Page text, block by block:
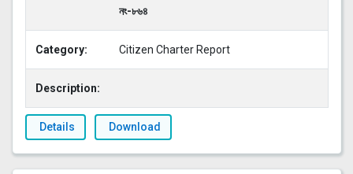
নং-৮৬৪
Category: Citizen Charter Report
Description:
Details Download